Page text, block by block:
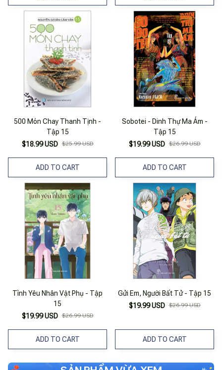
500 Món Chay Thanh Tịnh -
Tập 15
$18.99 USD $25.99 USD
ADD TO CART
Sobotei - Dinh Thự Ma Ám -
Tập 15
$19.99 USD $26.99 USD
ADD TO CART
Tình Yêu Nhân Vật Phụ - Tập
15
$19.99 USD $26.99 USD
ADD TO CART
Gửi Em, Người Bất Tử - Tập 15
$19.99 USD $26.99 USD
ADD TO CART